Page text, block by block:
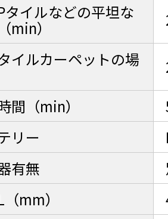
イルなどの平坦な
min）
ルカーペットの場
（min）
リー
有無
mm）